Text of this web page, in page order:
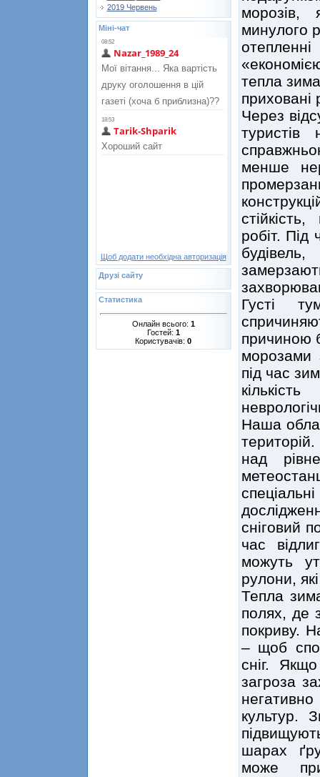
2019 Червень
Міні-чат
Щоб додати необхідна авторизація
Друзі сайту
Статистика
Онлайн всього: 1
Гостей: 1
Користувачів: 0
морозів,
минулого
тепла
приховані
Через
туристів
менше
робіт. Під
Густі
причиною
морозами
під час
Наша
над
сніговий
час
можуть
рулони,
Тепла
полях, де
покриву.
– щоб
сніг.
загроза
культур.
шарах
може